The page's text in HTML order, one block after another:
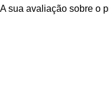
A sua avaliação sobre o